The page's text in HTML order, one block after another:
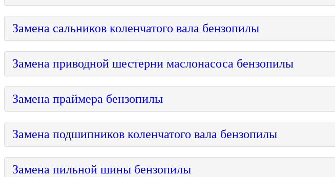
Замена сальников коленчатого вала бензопилы
Замена приводной шестерни маслонасоса бензопилы
Замена праймера бензопилы
Замена подшипников коленчатого вала бензопилы
Замена пильной шины бензопилы